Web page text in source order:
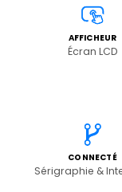
AFFICHEUR
Écran LCD
CONNECTÉ
Sérigraphie &